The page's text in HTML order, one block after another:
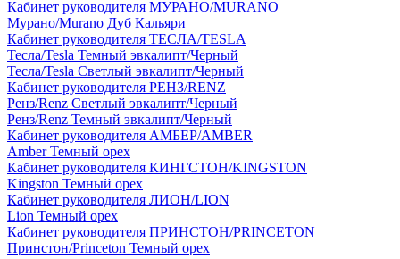
Кабинет руководителя МУРАНО/MURANO
Мурано/Murano Дуб Кальяри
Кабинет руководителя ТЕСЛА/TESLA
Тесла/Tesla Темный эвкалипт/Черный
Тесла/Tesla Светлый эвкалипт/Черный
Кабинет руководителя РЕНЗ/RENZ
Ренз/Renz Светлый эвкалипт/Черный
Ренз/Renz Темный эвкалипт/Черный
Кабинет руководителя АМБЕР/AMBER
Amber Темный орех
Кабинет руководителя КИНГСТОН/KINGSTON
Kingston Темный орех
Кабинет руководителя ЛИОН/LION
Lion Темный орех
Кабинет руководителя ПРИНСТОН/PRINCETON
Принстон/Princeton Темный орех